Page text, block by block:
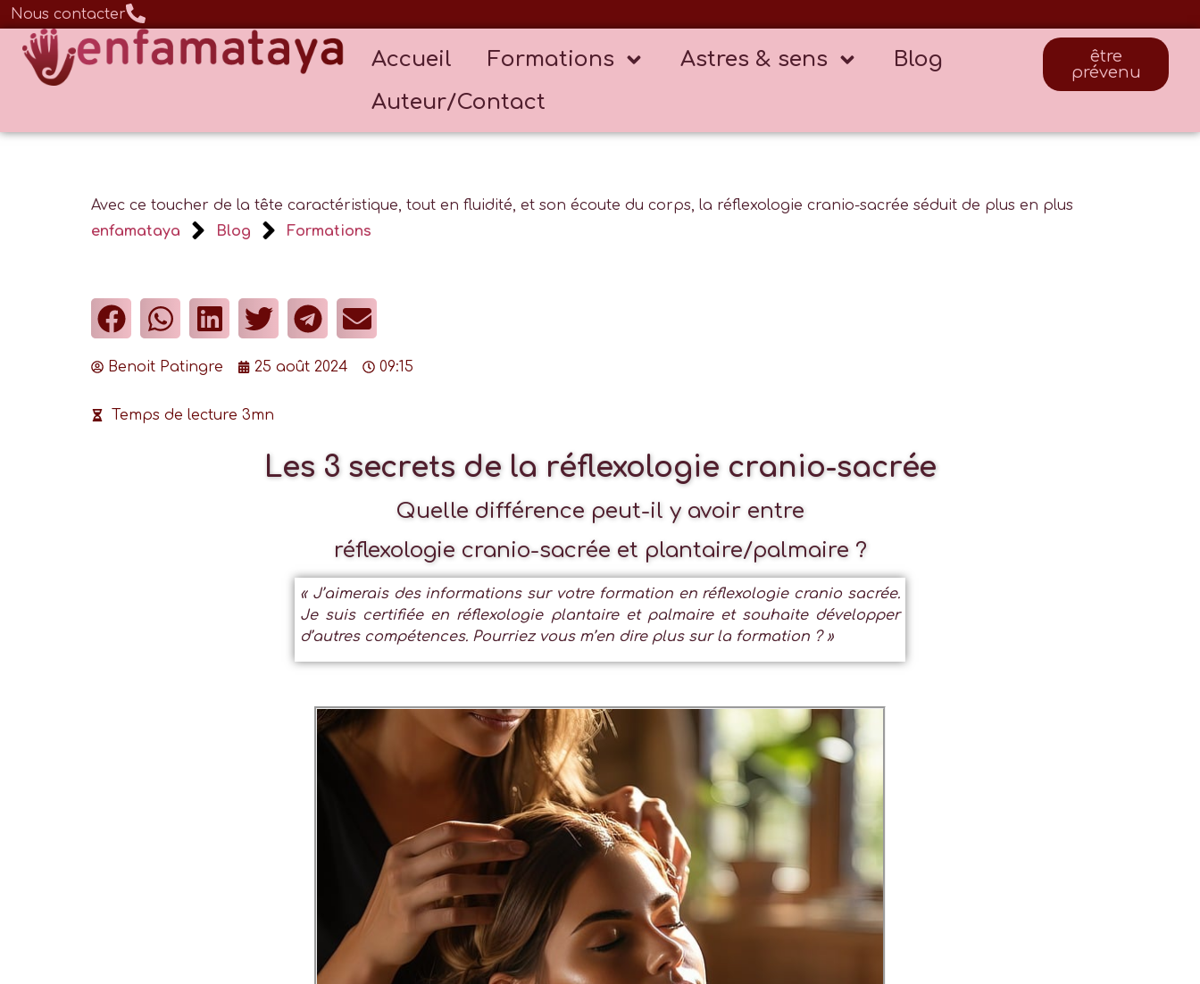
Nous contacter
Accueil Formations Astres & sens
Blog
Auteur/Contact
être
prévenu
Avec ce toucher de la tête caractéristique, tout en fluidité, et son écoute du corps, la réflexologie cranio-sacrée séduit de plus en plus
enfamataya
Blog Formations
Benoit Patingre 25 août 2024 09:15
Temps de lecture 3mn
Les 3 secrets de la réflexologie cranio-sacrée
Quelle différence peut-il y avoir entre
réflexologie cranio-sacrée et plantaire/palmaire ?
« J’aimerais des informations sur votre formation en réflexologie cranio sacrée.
Je suis certifiée en réflexologie plantaire et palmaire et souhaite développer
d’autres compétences. Pourriez vous m’en dire plus sur la formation ? »